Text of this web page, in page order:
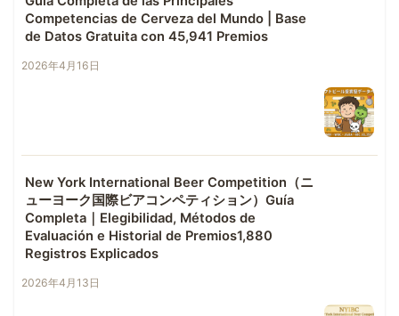
Competencias de Cerveza del Mundo | Base
de Datos Gratuita con 45,941 Premios
2026年4月16日
New York International Beer Competition（ニ
ューヨーク国際ビアコンペティション）Guía
Completa｜Elegibilidad, Métodos de
Evaluación e Historial de Premios1,880
Registros Explicados
2026年4月13日